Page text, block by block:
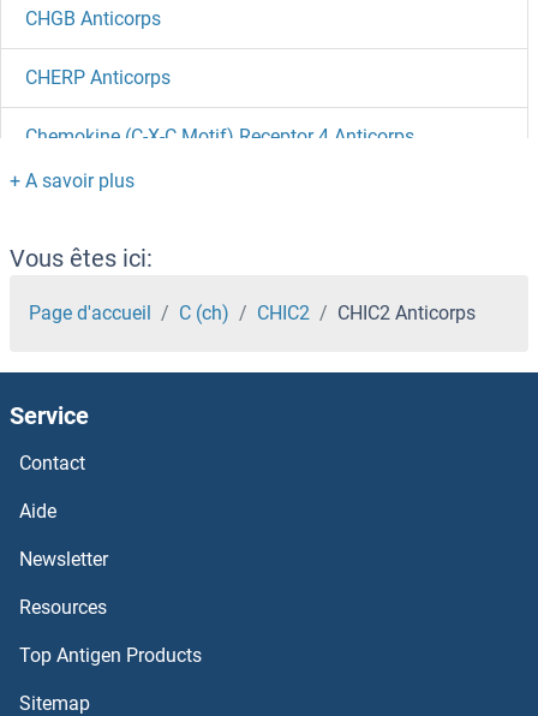
CHGB Anticorps
CHERP Anticorps
Chemokine (C-X-C Motif) Receptor 4 Anticorps
Chemokine (C-X-C Motif) Receptor 3 Anticorps
Chemokine (C-X-C Motif) Ligand 15 Anticorps
Chemokine (C-X-C Motif) Ligand 14 Anticorps
Chemokine (C-C Motif) Ligand 8 Anticorps
Chemokine (C-C Motif) Ligand 6 Anticorps
Chemokine (C-C Motif) Ligand 1 Anticorps
Chemerin Anticorps
CHEK2 Anticorps
Vous êtes ici:
Page d'accueil C (ch) CHIC2 CHIC2 Anticorps
Service
Contact
Aide
Newsletter
Resources
Top Antigen Products
Sitemap